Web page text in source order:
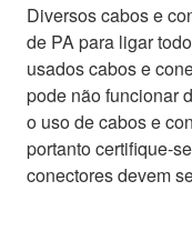
Diversos cabos e
de PA para ligar
usados cabos e
pode não funcionar
o uso de cabos e
portanto certifique-
conectores devem